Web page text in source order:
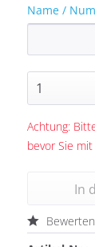
Name /
Achtung:
bevor Sie
In
Bewerten